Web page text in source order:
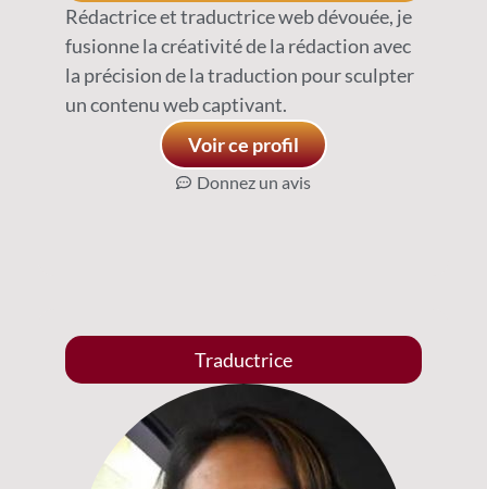
Rédactrice et traductrice web dévouée, je
fusionne la créativité de la rédaction avec
la précision de la traduction pour sculpter
un contenu web captivant.
Voir ce profil
Donnez un avis
Traductrice